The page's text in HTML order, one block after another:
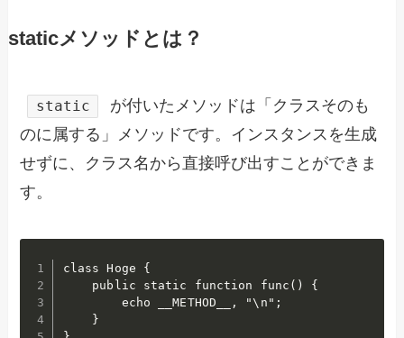
staticメソッドとは？
static
が付いたメソッドは「クラスそのも
のに属する」メソッドです。インスタンスを生成
せずに、クラス名から直接呼び出すことができま
す。
class Hoge {
    public static function func() {
        echo __METHOD__, "\n";
    }